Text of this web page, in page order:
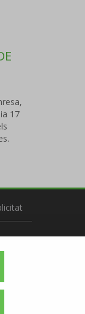
17
nos